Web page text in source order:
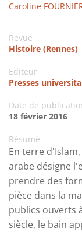
Caroline
Revue
Histoire (Rennes)
Editeur
Presses
Date de
18 février 2016
Résumé
En terre
arabe désigne
prendre des
pièce dans la
publics ouverts
siècle, le bain